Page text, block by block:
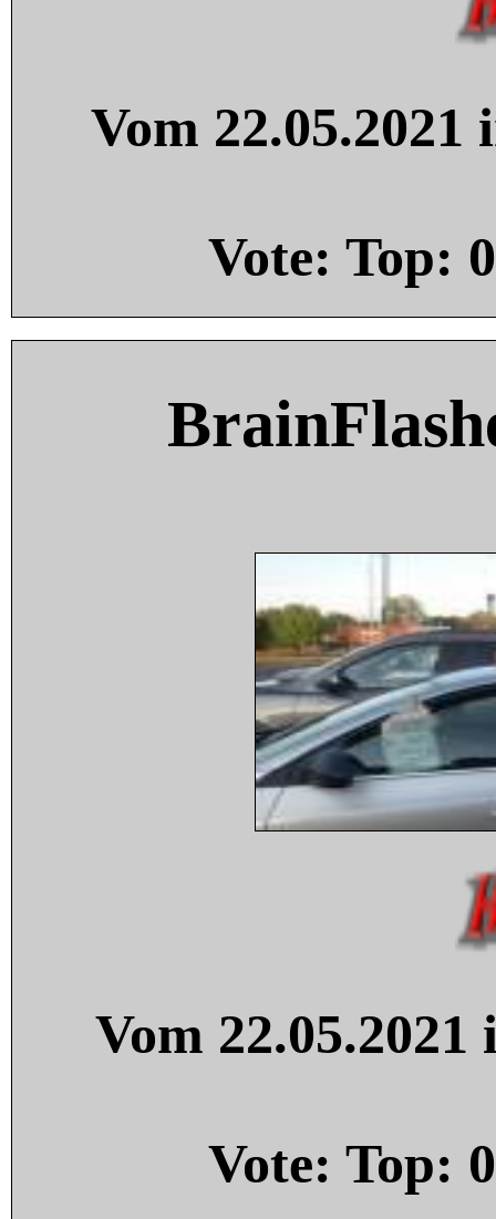
Vom
Vote: Top: 0
Vom
Vote: Top: 0